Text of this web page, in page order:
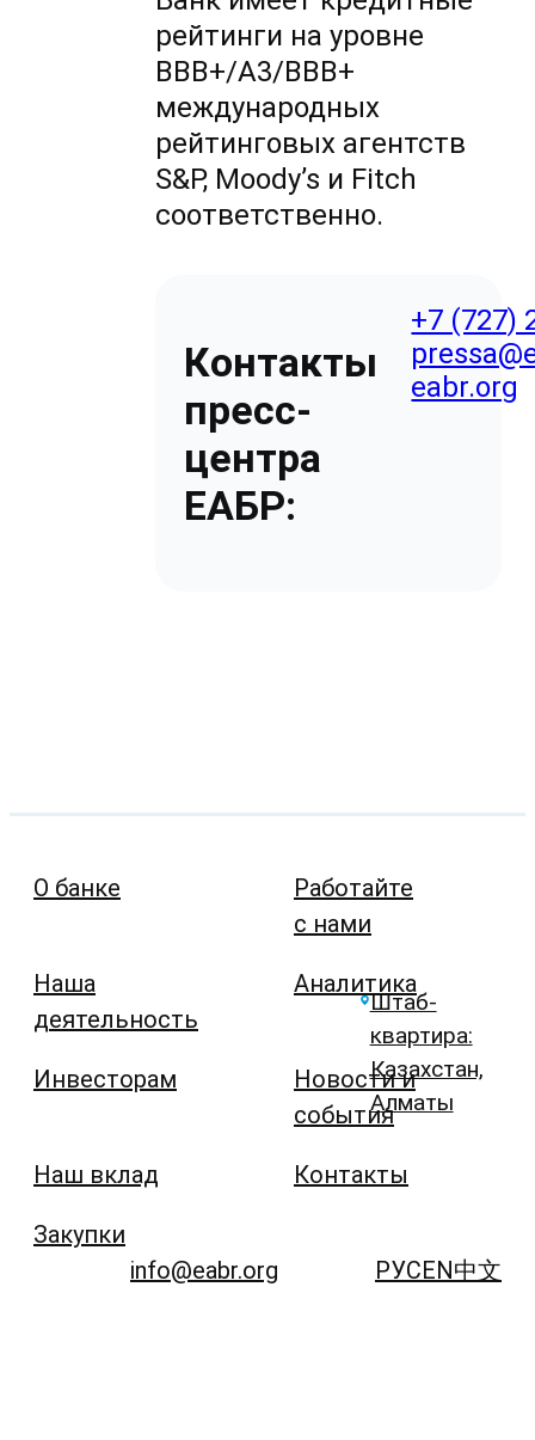
рейтинги на уровне
ВВВ+/А3/ВВВ+
международных
рейтинговых агентств
S&P, Moody’s и Fitch
соответственно.
Контакты
пресс-
центра
ЕАБР:
+7 (727)
eabr.org
О банке
Наша
деятельность
Инвесторам
Наш вклад
Закупки
Работайте
с нами
Аналитика
Новости и
события
Контакты
Штаб-
квартира:
Казахстан,
Алматы
info@eabr.org РУСEN中文